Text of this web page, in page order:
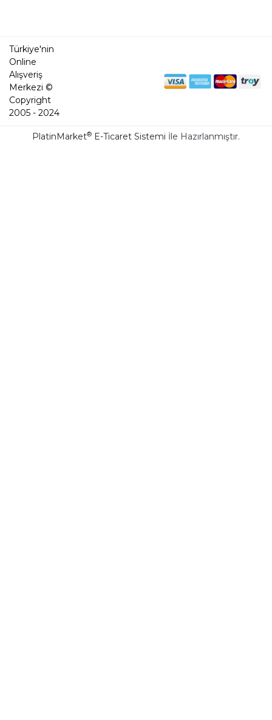
Türkiye'nin
Online
Alışveriş
Merkezi ©
Copyright
2005 - 2024
PlatinMarket® E-Ticaret Sistemi İle Hazırlanmıştır.